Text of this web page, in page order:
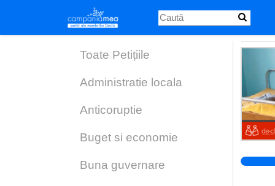
main
Toate Petițiile
Administratie locala
Anticoruptie
Buget si economie
Buna guvernare